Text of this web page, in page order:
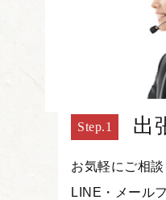
出
お気軽にご相
LINE・メール